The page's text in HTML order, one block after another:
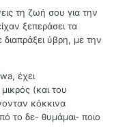
τη ζωή σου για την
ξεπεράσει τα
ύβρη, με την
έχει
(και του
κόκκινα
το δε- θυμάμαι- ποιο